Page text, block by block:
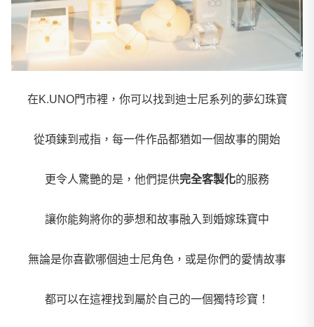
在K.UNO門市裡，你可以找到迪士尼系列的夢幻珠寶
從項鍊到戒指，每一件作品都猶如一個故事的開始
更令人驚艷的是，他們提供完全客製化的服務
讓你能夠將你的夢想和故事融入到婚嫁珠寶中
無論是你喜歡哪個迪士尼角色，或是你們的愛情故事
都可以在這裡找到屬於自己的一個獨特珍寶！